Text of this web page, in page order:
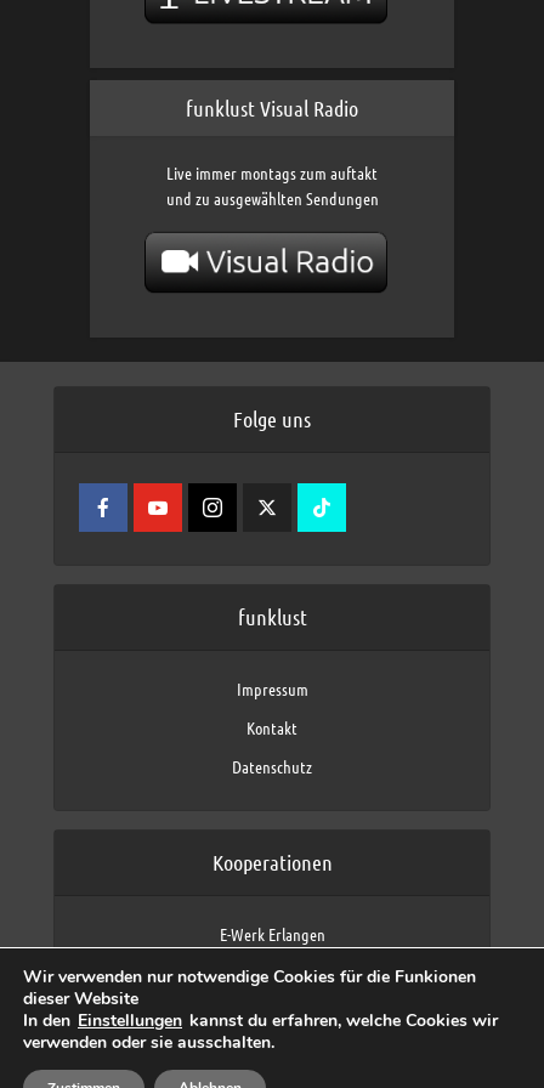
funklust Visual Radio
Live immer montags zum auftakt
und zu ausgewählten Sendungen
Folge uns
funklust
Impressum
Kontakt
Datenschutz
Kooperationen
E-Werk Erlangen
Fraunhofer IIS
max neo (AFK max)
Wir verwenden nur notwendige Cookies für die Funkionen
dieser Website
In den Einstellungen kannst du erfahren, welche Cookies wir
verwenden oder sie ausschalten.